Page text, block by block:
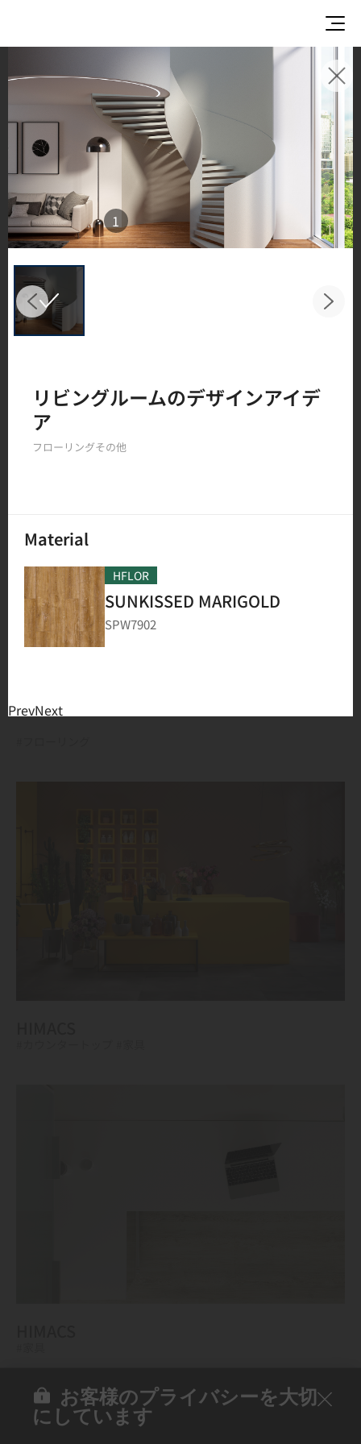
1
リビングルームのデザインアイデ
ア
フローリングその他
Material
HFLOR
SUNKISSED MARIGOLD
SPW7902
PrevNext
使用イメージ
美しい商業施設や住宅空間で、LX Hausysのサーフ
ェスが織りなすインスピレーションあふれる空間
とデザイン提案をご覧ください。
キッチンやバスルームなどの主要スペースで、HIM
ACS ソリッドサーフェス、TERACANTO ポーセリ
ン、そして HFLOR フローリングの魅力的な施工例
150
お客様のプライバシーを大切
にしています